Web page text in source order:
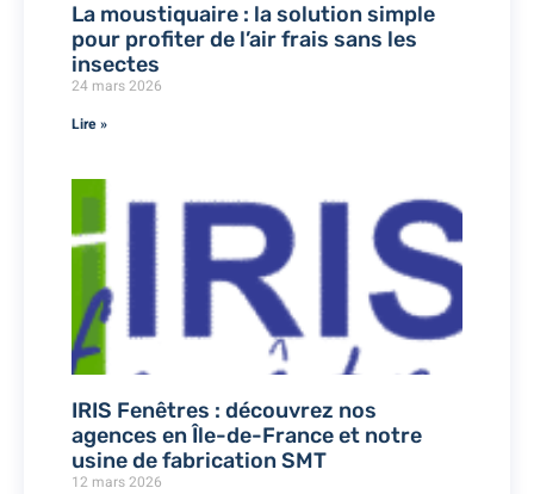
La moustiquaire : la solution simple
pour profiter de l’air frais sans les
insectes
24 mars 2026
Lire »
IRIS Fenêtres : découvrez nos
agences en Île-de-France et notre
usine de fabrication SMT
12 mars 2026